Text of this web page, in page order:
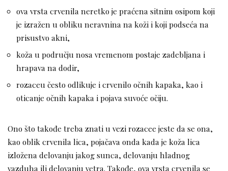
ova vrsta crvenila neretko je praćena sitnim osipom koji
je izražen u obliku neravnina na koži i koji podseća na
prisustvo akni,
koža u području nosa vremenom postaje zadebljana i
hrapava na dodir,
rozaceu često odlikuje i crvenilo očnih kapaka, kao i
oticanje očnih kapaka i pojava suvoće očiju.
Ono što takođe treba znati u vezi rozacee jeste da se ona,
kao oblik crvenila lica, pojačava onda kada je koža lica
izložena delovanju jakog sunca, delovanju hladnog
vazduha ili delovanju vetra. Takođe, ova vrsta crvenila se